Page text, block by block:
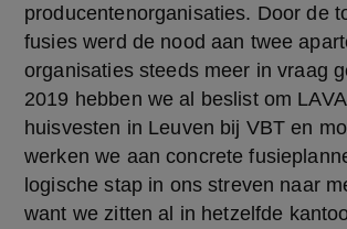
producentenorganisaties. Door de
fusies werd de nood aan twee
organisaties steeds meer in vraag
2019 hebben we al beslist om
huisvesten in Leuven bij VBT en
werken we aan concrete
logische stap in ons streven naar
want we zitten al in hetzelfde